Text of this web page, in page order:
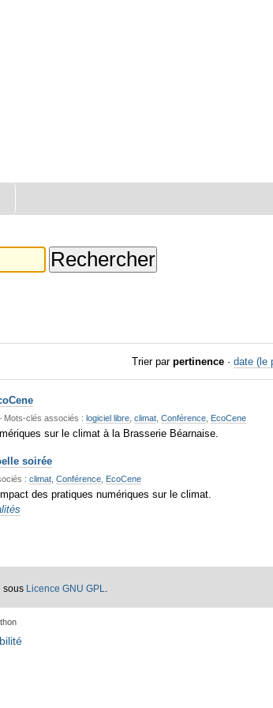
Trier par pertinence · date (le
clés associés :logiciel libre ,climat ,Conférence EcoCene
sur le climat à la Brasserie Béarnaise.
soirée
: climat, Conférence, EcoCene
des pratiques numériques sur le climat.
sous Licence GNU GPL